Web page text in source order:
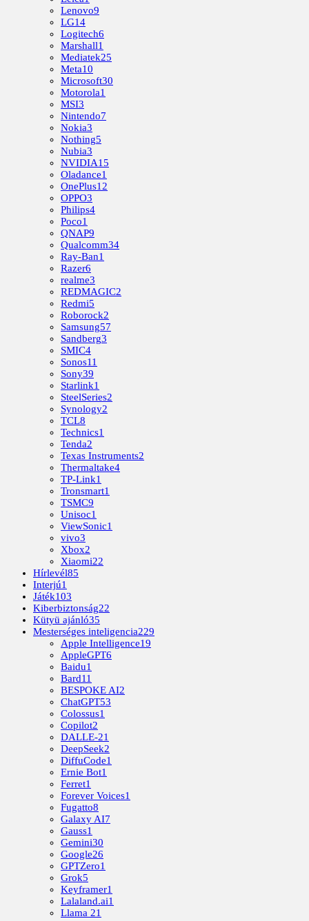
Lenovo9
LG14
Logitech6
Marshall1
Mediatek25
Meta10
Microsoft30
Motorola1
MSI3
Nintendo7
Nokia3
Nothing5
Nubia3
NVIDIA15
Oladance1
OnePlus12
OPPO3
Philips4
Poco1
QNAP9
Qualcomm34
Ray-Ban1
Razer6
realme3
REDMAGIC2
Redmi5
Roborock2
Samsung57
Sandberg3
SMIC4
Sonos11
Sony39
Starlink1
SteelSeries2
Synology2
TCL8
Technics1
Tenda2
Texas Instruments2
Thermaltake4
TP-Link1
Tronsmart1
TSMC9
Unisoc1
ViewSonic1
vivo3
Xbox2
Xiaomi22
Hírlevél85
Interjú1
Játék103
Kiberbiztonság22
Kütyü ajánló35
Mesterséges inteligencia229
Apple Intelligence19
AppleGPT6
Baidu1
Bard11
BESPOKE AI2
ChatGPT53
Colossus1
Copilot2
DALLE-21
DeepSeek2
DiffuCode1
Ernie Bot1
Ferret1
Forever Voices1
Fugatto8
Galaxy AI7
Gauss1
Gemini30
Google26
GPTZero1
Grok5
Keyframer1
Lalaland.ai1
Llama 21